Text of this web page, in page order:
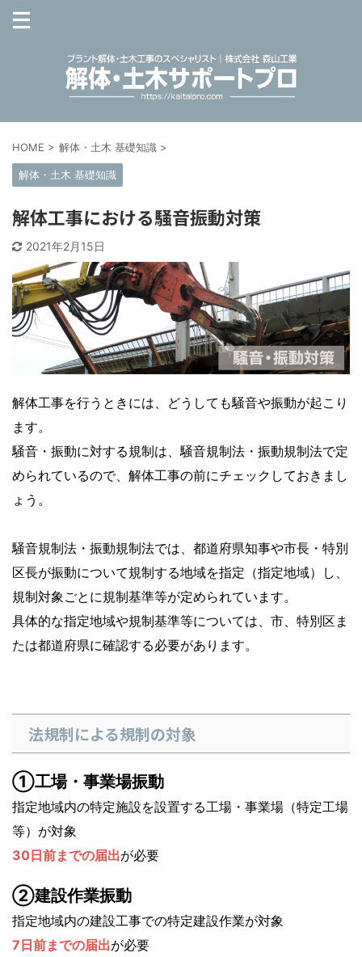
HOME > 解体・土木 基礎知識 >
解体・土木 基礎知識
解体工事における騒音振動対策
2021年2月15日
解体工事を行うときには、どうしても騒音や振動が起こり
ます。
騒音・振動に対する規制は、騒音規制法・振動規制法で定
められているので、解体工事の前にチェックしておきまし
ょう。
騒音規制法・振動規制法では、都道府県知事や市長・特別
区長が振動について規制する地域を指定（指定地域）し、
規制対象ごとに規制基準等が定められています。
具体的な指定地域や規制基準等については、市、特別区ま
たは都道府県に確認する必要があります。
法規制による規制の対象
①工場・事業場振動
指定地域内の特定施設を設置する工場・事業場（特定工場
等）が対象
30日前までの届出が必要
②建設作業振動
指定地域内の建設工事での特定建設作業が対象
7日前までの届出が必要